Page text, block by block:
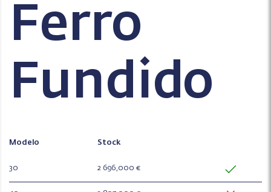
Ferro
Fundido
Modelo Stock
30 2 696,000 €